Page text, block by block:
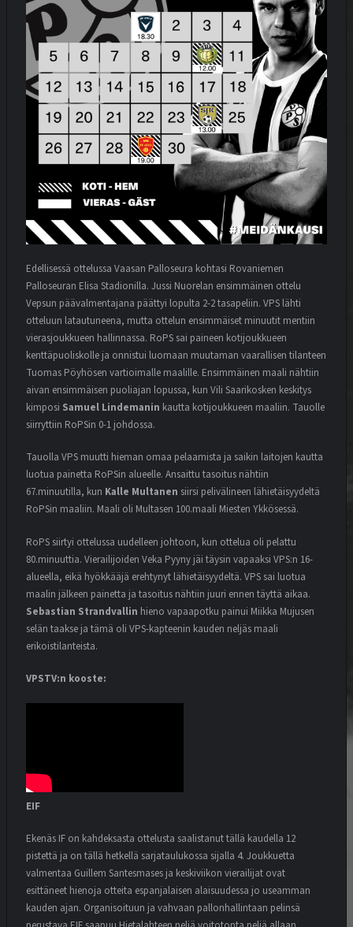
Edellisessä ottelussa Vaasan Palloseura kohtasi Rovaniemen
Palloseuran Elisa Stadionilla. Jussi Nuorelan ensimmäinen ottelu
Vepsun päävalmentajana päättyi lopulta 2-2 tasapeliin. VPS lähti
otteluun latautuneena, mutta ottelun ensimmäiset minuutit mentiin
vierasjoukkueen hallinnassa. RoPS sai paineen kotijoukkueen
kenttäpuoliskolle ja onnistui luomaan muutaman vaarallisen tilanteen
Tuomas Pöyhösen vartioimalle maalille. Ensimmäinen maali nähtiin
aivan ensimmäisen puoliajan lopussa, kun Vili Saarikosken keskitys
kimposi Samuel Lindemanin kautta kotijoukkueen maaliin. Tauolle
siirryttiin RoPSin 0-1 johdossa.
Tauolla VPS muutti hieman omaa pelaamista ja saikin laitojen kautta
luotua painetta RoPSin alueelle. Ansaittu tasoitus nähtiin
67.minuutilla, kun Kalle Multanen siirsi pelivälineen lähietäisyydeltä
RoPSin maaliin. Maali oli Multasen 100.maali Miesten Ykkösessä.
RoPS siirtyi ottelussa uudelleen johtoon, kun ottelua oli pelattu
80.minuuttia. Vierailijoiden Veka Pyyny jäi täysin vapaaksi VPS:n 16-
alueella, eikä hyökkääjä erehtynyt lähietäisyydeltä. VPS sai luotua
maalin jälkeen painetta ja tasoitus nähtiin juuri ennen täyttä aikaa.
Sebastian Strandvallin hieno vapaapotku painui Miikka Mujusen
selän taakse ja tämä oli VPS-kapteenin kauden neljäs maali
erikoistilanteista.
VPSTV:n kooste:
EIF
Ekenäs IF on kahdeksasta ottelusta saalistanut tällä kaudella 12
pistettä ja on tällä hetkellä sarjataulukossa sijalla 4. Joukkuetta
valmentaa Guillem Santesmases ja keskiviikon vierailijat ovat
esittäneet hienoja otteita espanjalaisen alaisuudessa jo useamman
kauden ajan. Organisoituun ja vahvaan pallonhallintaan pelinsä